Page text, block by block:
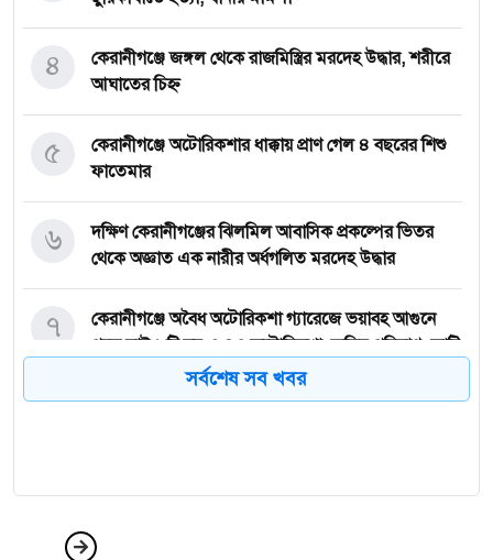
কেরানীগঞ্জে জঙ্গল থেকে রাজমিস্ত্রির মরদেহ উদ্ধার, শরীরে
আঘাতের চিহ্ন
৪
কেরানীগঞ্জে অটোরিকশার ধাক্কায় প্রাণ গেল ৪ বছরের শিশু
ফাতেমার
৫
দক্ষিণ কেরানীগঞ্জের ঝিলমিল আবাসিক প্রকল্পের ভিতর
থেকে অজ্ঞাত এক নারীর অর্ধগলিত মরদেহ উদ্ধার
৬
কেরানীগঞ্জে অবৈধ অটোরিকশা গ্যারেজে ভয়াবহ আগুনে
পুড়ে ছাই ৮টি ঘর ও ৪৩ অটোরিকশা, ক্ষতির পরিমাণ কোটি
টাকা ছাড়ানোর দাবি
৭
কেরানীগঞ্জের আরিফ সোলাইমান
সর্বশেষ সব খবর